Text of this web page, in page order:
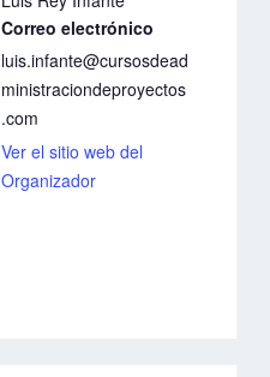
Correo electrónico
luis.infante@cursosdead
ministraciondeproyectos
.com
Ver el sitio web del
Organizador